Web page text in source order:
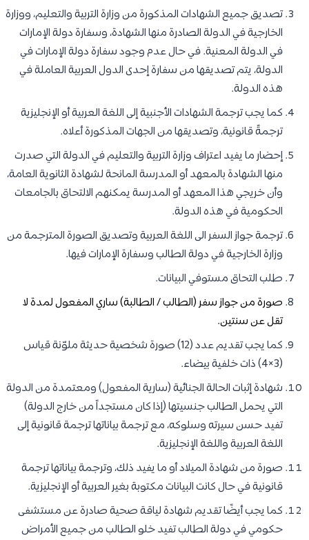
تصديق جميع الشهادات المذكورة من وزارة التربية والتعليم، ووزارة
الخارجية في الدولة الصادرة منها الشهادة، وسفارة دولة الإمارات
في الدولة المعنية. في حال عدم وجود سفارة دولة الإمارات في
الدولة، يتم تصديقها من سفارة إحدى الدول العربية العاملة في
هذه الدولة.
كما يجب ترجمة الشهادات الأجنبية إلى اللغة العربية أو الإنجليزية
ترجمةً قانونية، وتصديقها من الجهات المذكورة أعلاه.
إحضار ما يفيد اعتراف وزارة التربية والتعليم في الدولة التي صدرت
منها الشهادة بالمعهد أو المدرسة المانحة لشهادة الثانوية العامة،
وأن خريجي هذا المعهد أو المدرسة يمكنهم الالتحاق بالجامعات
الحكومية في هذه الدولة.
ترجمة جواز السفر الى اللغة العربية وتصديق الصورة المترجمة من
وزارة الخارجية في دولة الطالب وسفارة الإمارات فيها.
طلب التحاق مستوفي البيانات.
صورة من جواز سفر (الطالب / الطالبة) ساري المفعول لمدة لا
تقل عن سنتين.
كما يجب تقديم عدد (12) صورة شخصية حديثة ملوّنة قياس
(3×4) ذات خلفية بيضاء.
شهادة إثبات الحالة الجنائية (سارية المفعول) ومعتمدة من الدولة
التي يحمل الطالب جنسيتها (إذا كان مستجداً من خارج الدولة)
تفيد حسن سيرته وسلوكه، مع ترجمة بياناتها ترجمة قانونية إلى
اللغة العربية واللغة الإنجليزية.
صورة من شهادة الميلاد أو ما يفيد ذلك، وترجمة بياناتها ترجمة
قانونية في حال كانت البيانات مكتوبة بغير العربية أو الإنجليزية.
كما يجب أيضًا تقديم شهادة لياقة صحية صادرة عن مستشفى
حكومي في دولة الطالب تفيد خلو الطالب من جميع الأمراض